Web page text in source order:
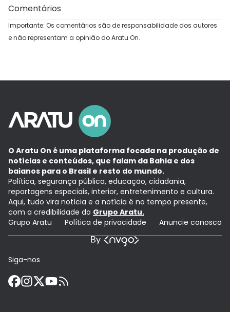
Comentários
Importante: Os comentários são de responsabilidade dos autores
e não representam a opinião do Aratu On.
O Aratu On é uma plataforma focada na produção de
notícias e conteúdos, que falam da Bahia e dos
baianos para o Brasil e resto do mundo.
Política, segurança pública, educação, cidadania,
reportagens especiais, interior, entretenimento e cultura.
Aqui, tudo vira notícia e a notícia é no tempo presente,
com a credibilidade do Grupo Aratu.
Grupo Aratu
Política de privacidade Anuncie conosco
Siga-nos